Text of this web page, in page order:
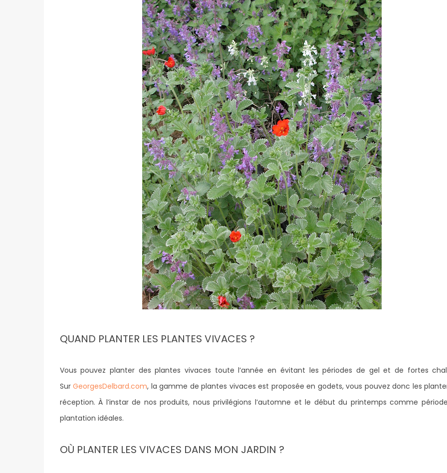
QUAND PLANTER LES PLANTES VIVACES ?
Vous pouvez planter des plantes vivaces toute l’année en évitant les périodes de gel et de fortes
Sur GeorgesDelbard.com, la gamme de plantes vivaces est proposée en godets, vous pouvez donc les
réception. À l’instar de nos produits, nous privilégions l’automne et le début du printemps comme
plantation idéales.
OÙ PLANTER LES VIVACES DANS MON JARDIN ?